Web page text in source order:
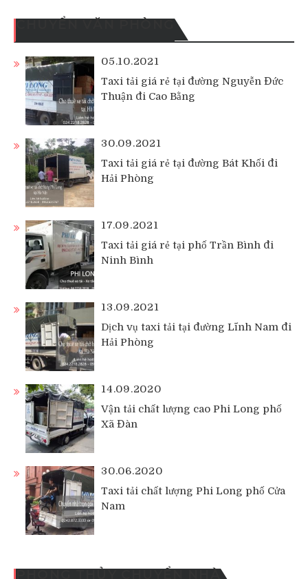
05.10.2021
Taxi tải giá rẻ tại đường Nguyễn Đức
Thuận đi Cao Bằng
30.09.2021
Taxi tải giá rẻ tại đường Bát Khối đi
Hải Phòng
17.09.2021
Taxi tải giá rẻ tại phố Trần Bình đi
Ninh Bình
13.09.2021
Dịch vụ taxi tải tại đường Lĩnh Nam đi
Hải Phòng
14.09.2020
Vận tải chất lượng cao Phi Long phố
Xã Đàn
30.06.2020
Taxi tải chất lượng Phi Long phố Cửa
Nam